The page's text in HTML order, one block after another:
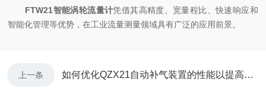
FTW21智能涡轮流量计凭借其高精度、宽量程比、快速响应和
智能化管理等优势，在工业流量测量领域具有广泛的应用前景。
上一条 如何优化QZX21自动补气装置的性能以提高效率？